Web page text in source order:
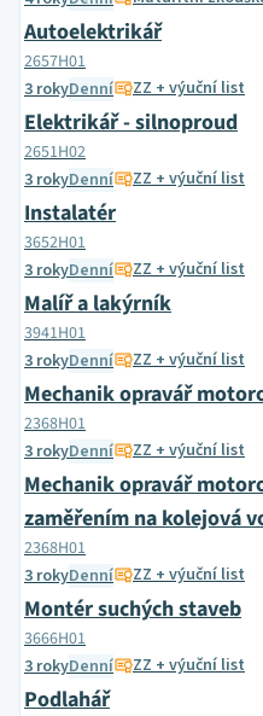
Autoelektrikář
2657H01
3 rokyDenní ZZ + výuční list
Elektrikář - silnoproud
2651H02
3 rokyDenní ZZ + výuční list
Instalatér
3652H01
3 rokyDenní ZZ + výuční list
Malíř a lakýrník
3941H01
3 rokyDenní ZZ + výuční list
Mechanik opravář
2368H01
3 rokyDenní ZZ + výuční list
Mechanik opravář
zaměřením na kolejová
2368H01
3 rokyDenní ZZ + výuční list
Montér suchých staveb
3666H01
3 rokyDenní ZZ + výuční list
Podlahář